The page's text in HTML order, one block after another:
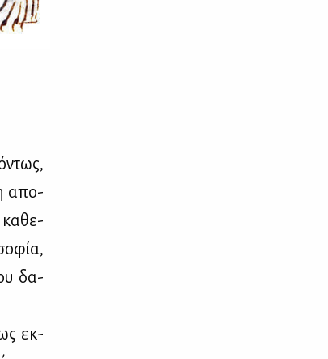
η απο­
κα­θε­
δα­
εκ­